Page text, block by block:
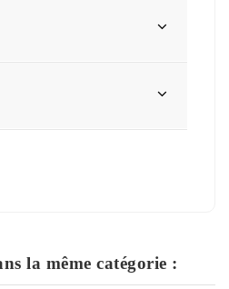
la même catégorie :